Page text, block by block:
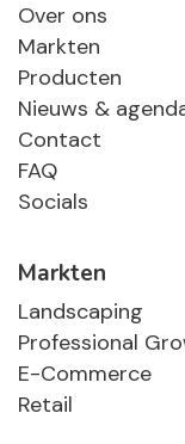
Over ons
Markten
Producten
Nieuws &
Contact
FAQ
Socials
Markten
Landscaping
Professional
E-Commerce
Retail